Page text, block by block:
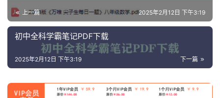
资
源
中
料
上一篇 2025年2月12日 下午3:19
初中全科学霸笔记PDF下载
下一篇
2025年2月12日 下午3:19